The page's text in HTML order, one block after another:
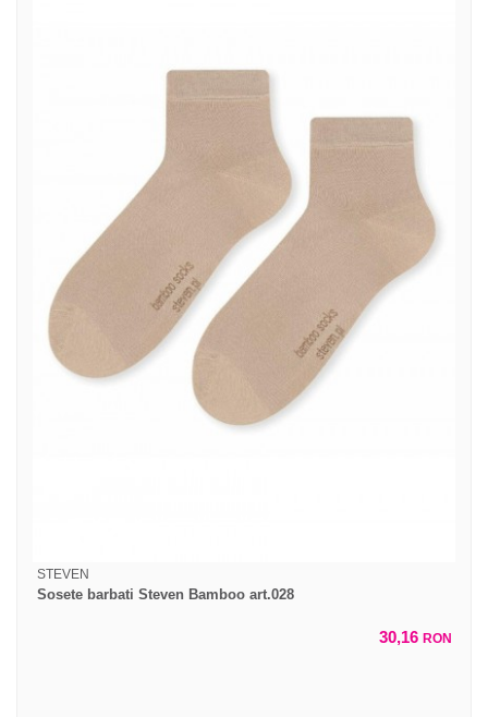
STEVEN
Sosete barbati Steven Bamboo art.028
30,16 RON